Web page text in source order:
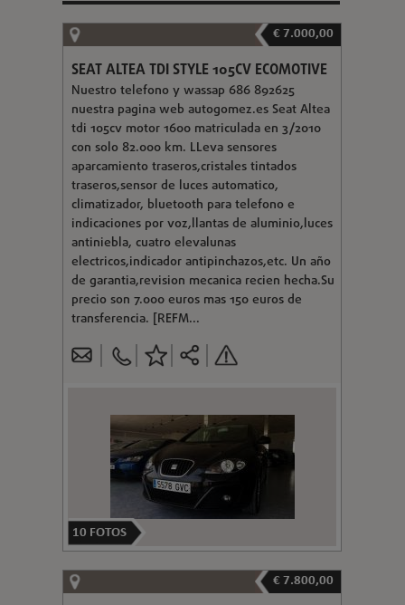
€ 7.000,00
SEAT ALTEA TDI STYLE 105CV ECOMOTIVE
Nuestro telefono y wassap 686 892625
nuestra pagina web autogomez.es Seat Altea
tdi 105cv motor 1600 matriculada en 3/2010
con solo 82.000 km. LLeva sensores
aparcamiento traseros,cristales tintados
traseros,sensor de luces automatico,
climatizador, bluetooth para telefono e
indicaciones por voz,llantas de aluminio,luces
antiniebla, cuatro elevalunas
electricos,indicador antipinchazos,etc. Un año
de garantia,revision mecanica recien hecha.Su
precio son 7.000 euros mas 150 euros de
transferencia. [REFM...
10 FOTOS
€ 7.800,00